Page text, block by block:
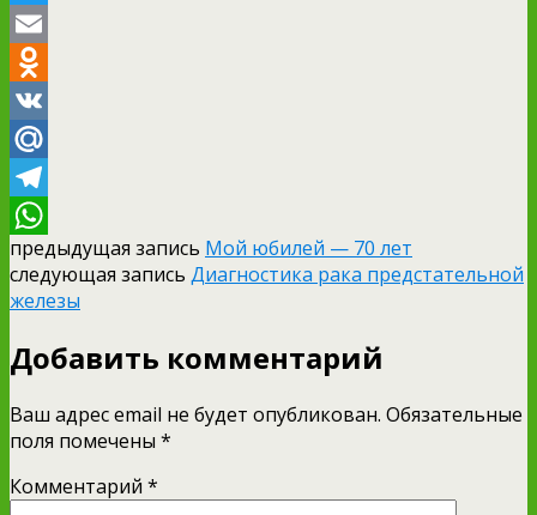
Twitter
Email
Odnoklassniki
VK
Mail.Ru
Telegram
WhatsApp
предыдущая запись Мой юбилей — 70 лет
следующая запись Диагностика рака предстательной
железы
Добавить комментарий
Ваш адрес email не будет опубликован. Обязательные
поля помечены *
Комментарий *